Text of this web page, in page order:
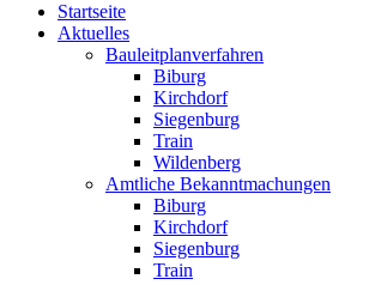
Startseite
Aktuelles
Bauleitplanverfahren
Biburg
Kirchdorf
Siegenburg
Train
Wildenberg
Amtliche Bekanntmachungen
Biburg
Kirchdorf
Siegenburg
Train